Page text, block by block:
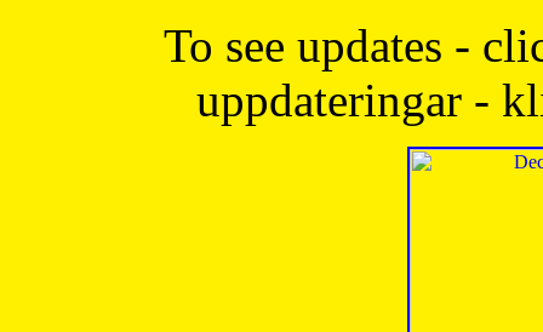
To see updates -
uppdateringar -